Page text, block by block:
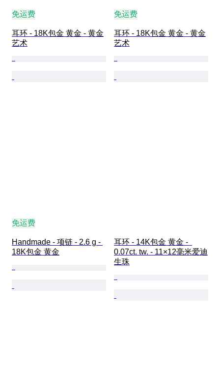
免运费
耳环 - 18K包金 黄金 - 黄金
艺术
免运费
耳环 - 18K包金 黄金 - 黄金
艺术
免运费
Handmade - 项链 - 2.6 g -
18K包金 黄金
耳环 - 14K包金 黄金 -
0.07ct. tw. - 11×12毫米爱迪
生珠